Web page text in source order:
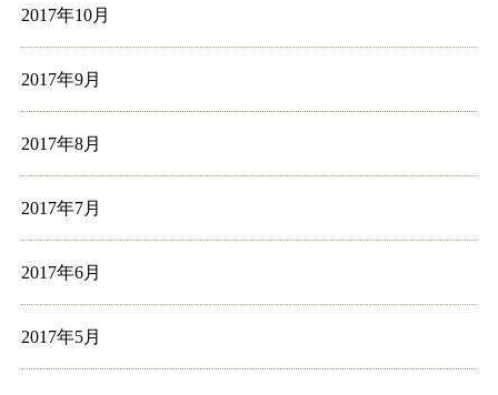
2017年10月
2017年9月
2017年8月
2017年7月
2017年6月
2017年5月